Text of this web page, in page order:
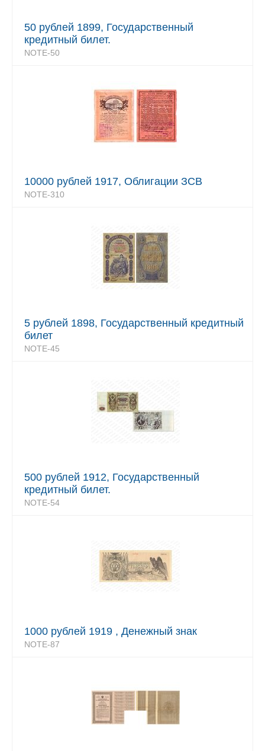
50 рублей 1899, Государственный
кредитный билет.
NOTE-50
10000 рублей 1917, Облигации ЗСВ
NOTE-310
5 рублей 1898, Государственный кредитный
билет
NOTE-45
500 рублей 1912, Государственный
кредитный билет.
NOTE-54
1000 рублей 1919 , Денежный знак
NOTE-87